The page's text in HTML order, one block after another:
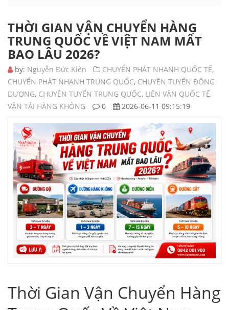
THỜI GIAN VẬN CHUYỂN HÀNG
TRUNG QUỐC VỀ VIỆT NAM MẤT
BAO LÂU 2026?
by: Nguyễn Đức Kiên CHUYỂN PHÁT NHANH QUỐC TẾ,
CHUYỂN PHÁT NHANH TRUNG QUỐC, CHUYÊN TUYẾN ĐÔNG
DƯƠNG, CHUYÊN TUYẾN TRUNG QUỐC, LIÊN VẬN QUỐC TẾ,
VẬN TẢI HÀNG KHÔNG
0 2026-06-11 09:15:19
Thời Gian Vận Chuyển Hàng